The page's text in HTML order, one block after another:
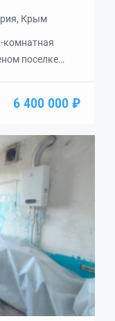
Крым
комнaтнaя
поселке
и прохладно
и техника
[…]
6 400 000 ₽